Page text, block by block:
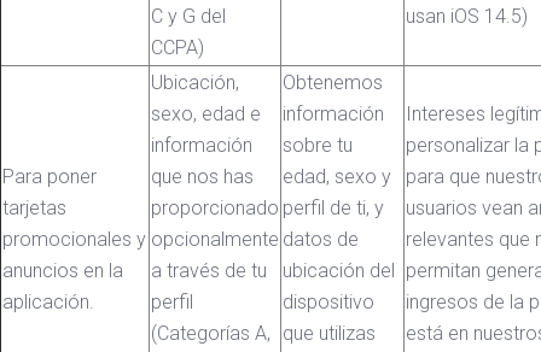
C y G del
CCPA)
usan iOS 14.5)
Para poner
tarjetas
promocionales y
anuncios en la
aplicación.
Ubicación,
sexo, edad e
información
que nos has
proporcionado
opcionalmente
a través de tu
perfil
(Categorías A,
Obtenemos
información
sobre tu
edad, sexo y
perfil de ti, y
datos de
ubicación del
dispositivo
que utilizas
Intereses
personalizar la
para que
usuarios vean
relevantes que
permitan
ingresos de la
está en